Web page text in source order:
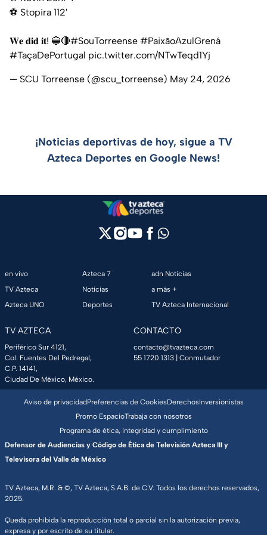
⚽️ Stopira 112'
𝐖𝐞 𝐝𝐢𝐝 𝐢𝐭! 🔵🔴#SouTorreense #PaixãoAzulGrená
#TaçaDePortugal pic.twitter.com/NTwTeqd1Yj
— SCU Torreense (@scu_torreense) May 24, 2026
¡Noticias deportivas de hoy, sigue a TV
Azteca Deportes en Google News!
en vivo
TV Azteca
Azteca UNO
Azteca 7
Noticias
Deportes
adn Noticias
a más +
TV Azteca Internacional
TV AZTECA
Periférico Sur 4121,
Col. Fuentes Del Pedregal,
C.P. 14141,
Ciudad De México, México.
CONTACTO
contacto@tvazteca.com
55 1720 1313 | Conmutador
TV Azteca, M.R. & ©, TV Azteca, S.A.B. de C.V. Todos los derechos reservados,
2025.
Queda prohibida la reproducción total o parcial sin la autorización previa,
expresa y por escrito de su titular.
Aviso de privacidadPreferencias de CookiesDerechosInversionistas
Promo EspacioTrabaja con nosotros
Programa de ética, integridad y cumplimiento
Defensor de Audiencias y Código de Ética de Televisión Azteca III y
Televisora del Valle de México